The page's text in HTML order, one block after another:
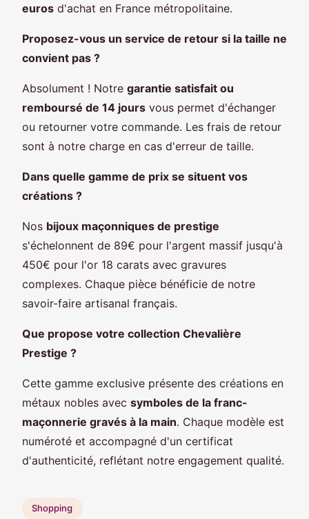
euros d'achat en France métropolitaine.
Proposez-vous un service de retour si la taille ne
convient pas ?
Absolument ! Notre garantie satisfait ou
remboursé de 14 jours vous permet d'échanger
ou retourner votre commande. Les frais de retour
sont à notre charge en cas d'erreur de taille.
Dans quelle gamme de prix se situent vos
créations ?
Nos bijoux maçonniques de prestige
s'échelonnent de 89€ pour l'argent massif jusqu'à
450€ pour l'or 18 carats avec gravures
complexes. Chaque pièce bénéficie de notre
savoir-faire artisanal français.
Que propose votre collection Chevalière
Prestige ?
Cette gamme exclusive présente des créations en
métaux nobles avec symboles de la franc-
maçonnerie gravés à la main. Chaque modèle est
numéroté et accompagné d'un certificat
d'authenticité, reflétant notre engagement qualité.
Shopping